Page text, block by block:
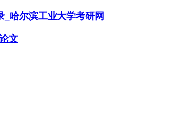
_哈尔滨工业大学考研网
文